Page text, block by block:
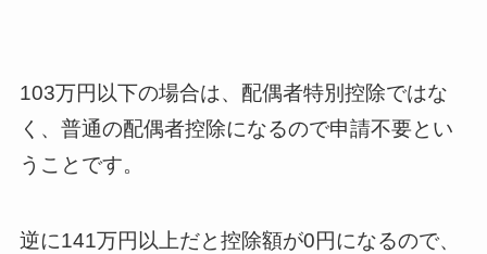
103万円以下の場合は、配偶者特別控除ではな
く、普通の配偶者控除になるので申請不要とい
うことです。
逆に141万円以上だと控除額が0円になるので、